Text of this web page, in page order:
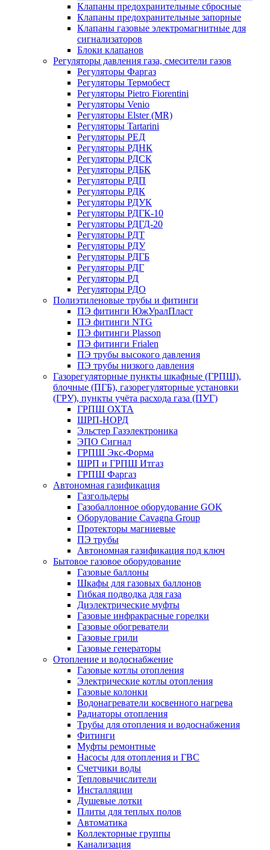
Клапаны предохранительные сбросные
Клапаны предохранительные запорные
Клапаны газовые электромагнитные для
сигнализаторов
Блоки клапанов
Регуляторы давления газа, смесители газов
Регуляторы Фаргаз
Регуляторы Термобест
Регуляторы Pietro Fiorentini
Регуляторы Venio
Регуляторы Elster (MR)
Регуляторы Tartarini
Регуляторы РЕД
Регуляторы РДНК
Регуляторы РДСК
Регуляторы РДБК
Регуляторы РДП
Регуляторы РДК
Регуляторы РДУК
Регуляторы РДГК-10
Регуляторы РДГД-20
Регуляторы РДТ
Регуляторы РДУ
Регуляторы РДГБ
Регуляторы РДГ
Регуляторы РД
Регуляторы РДО
Полиэтиленовые трубы и фитинги
ПЭ фитинги ЮжУралПласт
ПЭ фитинги NTG
ПЭ фитинги Plasson
ПЭ фитинги Frialen
ПЭ трубы высокого давления
ПЭ трубы низкого давления
Газорегуляторные пункты шкафные (ГРПШ),
блочные (ПГБ), газорегуляторные установки
(ГРУ), пункты учёта расхода газа (ПУГ)
ГРПШ ОХТА
ШРП-НОРД
Эльстер Газэлектроника
ЭПО Сигнал
ГРПШ Экс-Форма
ШРП и ГРПШ Итгаз
ГРПШ Фаргаз
Автономная газификация
Газгольдеры
Газобаллонное оборудование GOK
Оборудование Cavagna Group
Протекторы магниевые
ПЭ трубы
Автономная газификация под ключ
Бытовое газовое оборудование
Газовые баллоны
Шкафы для газовых баллонов
Гибкая подводка для газа
Диэлектрические муфты
Газовые инфракрасные горелки
Газовые обогреватели
Газовые грили
Газовые генераторы
Отопление и водоснабжение
Газовые котлы отопления
Электрические котлы отопления
Газовые колонки
Водонагреватели косвенного нагрева
Радиаторы отопления
Трубы для отопления и водоснабжения
Фитинги
Муфты ремонтные
Насосы для отопления и ГВС
Счетчики воды
Тепловычислители
Инсталляции
Душевые лотки
Плиты для теплых полов
Автоматика
Коллекторные группы
Канализация